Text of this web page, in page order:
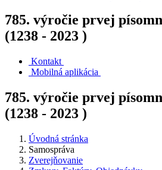
785. výročie prvej
(1238 - 2023 )
Kontakt
Mobilná aplikácia
785. výročie prvej
(1238 - 2023 )
Úvodná stránka
Samospráva
Zverejňovanie